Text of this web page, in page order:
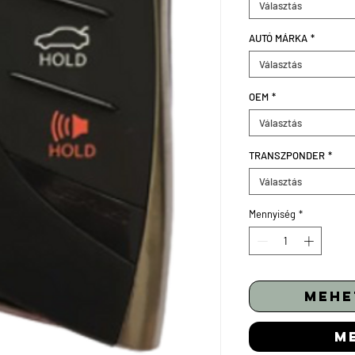
Választás
AUTÓ MÁRKA *
Választás
OEM *
Választás
TRANSZPONDER *
Választás
Mennyiség *